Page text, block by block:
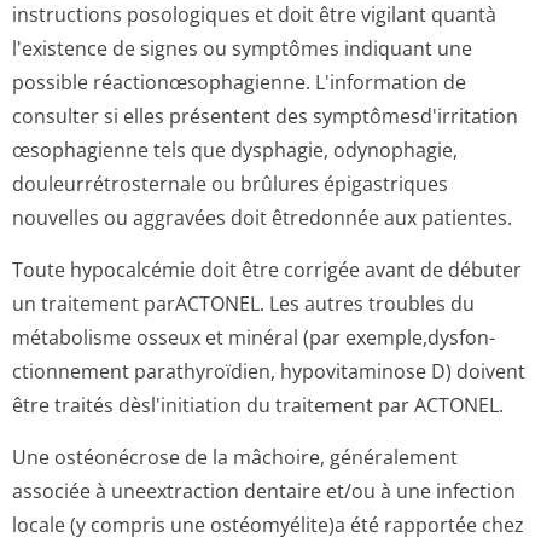
instructions posologiques et doit être vigilant quantà
l'existence de signes ou symptômes indiquant une
possible réactionœsopha­gienne. L'information de
consulter si elles présentent des symptômesd'irri­tation
œsophagienne tels que dysphagie, odynophagie,
douleurrétros­ternale ou brûlures épigastriques
nouvelles ou aggravées doit êtredonnée aux patientes.
Toute hypocalcémie doit être corrigée avant de débuter
un traitement parACTONEL. Les autres troubles du
métabolisme osseux et minéral (par exemple,dysfon­
ctionnement parathyroïdien, hypovitaminose D) doivent
être traités dèsl'initiation du traitement par ACTONEL.
Une ostéonécrose de la mâchoire, généralement
associée à uneextraction dentaire et/ou à une infection
locale (y compris une ostéomyélite)a été rapportée chez